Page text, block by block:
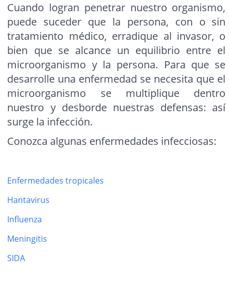
Cuando logran penetrar nuestro organismo,
puede suceder que la persona, con o sin
tratamiento médico, erradique al invasor, o
bien que se alcance un equilibrio entre el
microorganismo y la persona. Para que se
desarrolle una enfermedad se necesita que el
microorganismo se multiplique dentro
nuestro y desborde nuestras defensas: así
surge la infección.
Conozca algunas enfermedades infecciosas:
Enfermedades tropicales
Hantavirus
Influenza
Meningitis
SIDA